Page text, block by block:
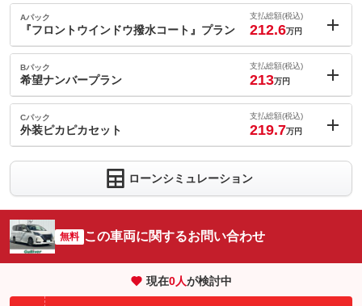
Aパック
『フロントウインドウ撥水コート』プラン
支払総額(税込)
212.6万円
内：オプシ
ョン価格
(税込)
車両本体価
201.2万円
ーン樹脂とガラス質成分を含んだコーティングです。
Bパック
希望ナンバープラン
支払総額(税込)
213万円
内：オプシ
ョン価格
(税込)
車両本体価
パック内容
Cパック
外装ピカピカセット
支払総額(税込)
219.7万円
8.2 万円
車両本体価
格
パック内容
ローンシミュレーション
無料 この車両に関するお問い合わせ
現在0人が検討中